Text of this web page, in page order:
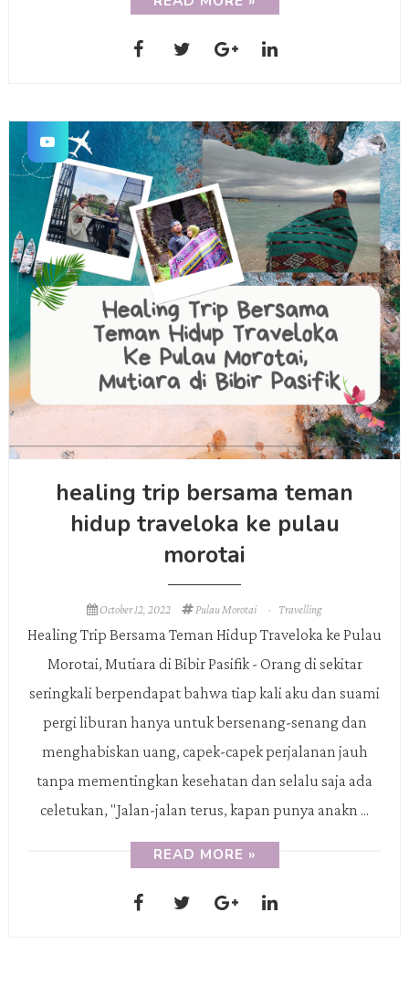
healing trip bersama teman
hidup traveloka ke pulau
morotai
October 12, 2022 Pulau Morotai - Travelling
Healing Trip Bersama Teman Hidup Traveloka ke Pulau
Morotai, Mutiara di Bibir Pasifik - Orang di sekitar
seringkali berpendapat bahwa tiap kali aku dan suami
pergi liburan hanya untuk bersenang-senang dan
menghabiskan uang, capek-capek perjalanan jauh
tanpa mementingkan kesehatan dan selalu saja ada
celetukan, "Jalan-jalan terus, kapan punya anakn ...
READ MORE »